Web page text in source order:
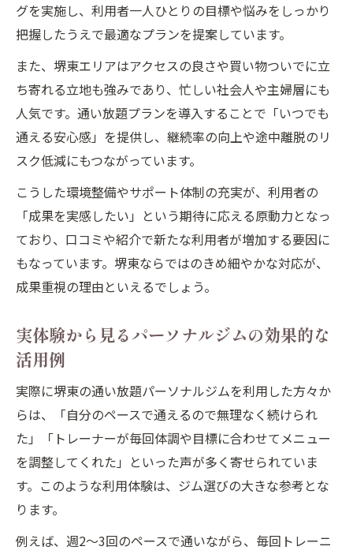
グを実施し、利用者一人ひとりの目標や悩みをしっかり
把握したうえで最適なプランを提案しています。
また、堺東エリアはアクセスの良さや買い物ついでに立
ち寄れる立地も強みであり、忙しい社会人や主婦層にも
人気です。通い放題プランを導入することで「いつでも
通える安心感」を提供し、継続率の向上や途中離脱のリ
スク低減にもつながっています。
こうした環境整備やサポート体制の充実が、利用者の
「成果を実感したい」という期待に応える原動力となっ
ており、口コミや紹介で新たな利用者が増加する要因に
もなっています。堺東ならではのきめ細やかな対応が、
成果重視の理由といえるでしょう。
実体験から見るパーソナルジムの効果的な
活用例
実際に堺東の通い放題パーソナルジムを利用した方々か
らは、「自分のペースで通えるので無理なく続けられ
た」「トレーナーが毎回体調や目標に合わせてメニュー
を調整してくれた」といった声が多く寄せられていま
す。このような利用体験は、ジム選びの大きな参考とな
ります。
例えば、週2〜3回のペースで通いながら、毎回トレーニ